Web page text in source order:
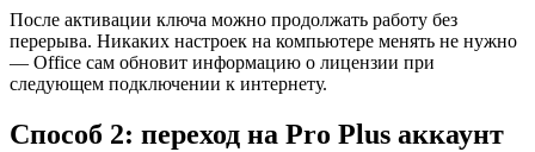
После активации ключа можно продолжать работу без
перерыва. Никаких настроек на компьютере менять не нужно
— Office сам обновит информацию о лицензии при
следующем подключении к интернету.
Способ 2: переход на Pro Plus аккаунт